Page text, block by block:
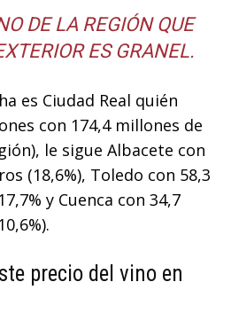
DE LA REGIÓN QUE
ES GRANEL.
es Ciudad Real quién
con 174,4 millones de
le sigue Albacete con
(18,6%), Toledo con 58,3
y Cuenca con 34,7
precio del vino en